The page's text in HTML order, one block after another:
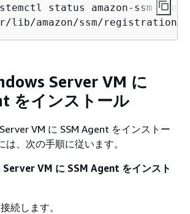
status amazon-ssm-agent
lib/amazon/ssm/registration
Server VM に
をインストール
VM に SSM Agent をインストー
は、次の手順に従います。
VM に SSM Agent をインスト
続します。